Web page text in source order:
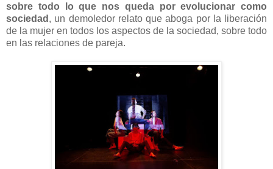
sobre todo lo que nos queda por evolucionar como
sociedad , un demoledor relato que aboga por la liberación
de la mujer en todos los aspectos de la sociedad, sobre todo
en las relaciones de pareja.